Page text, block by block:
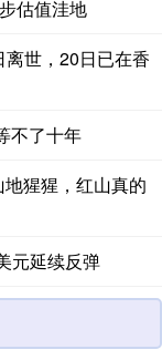
估值洼地
世，20日已在香
不了十年
猩猩，红山真的
元延续反弹